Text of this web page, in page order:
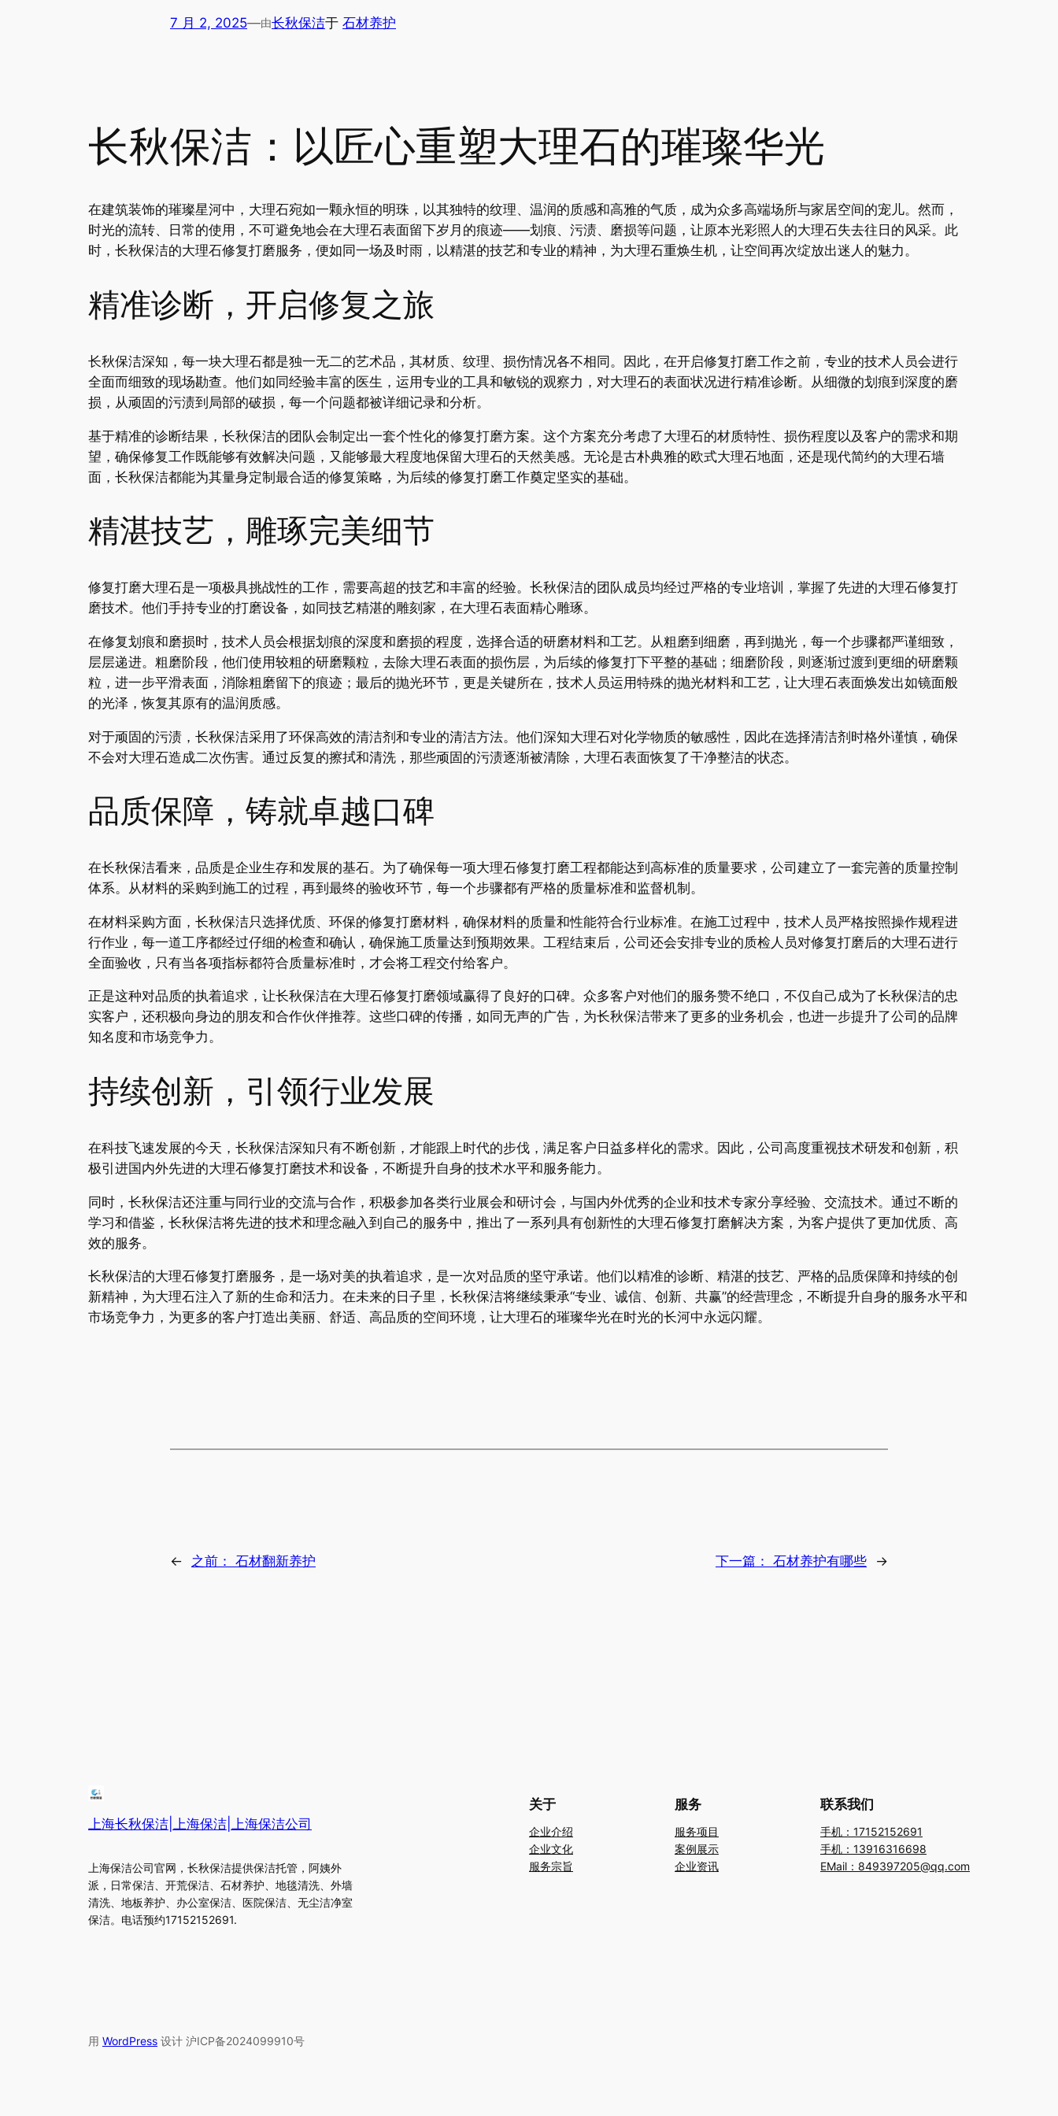
7 月 2, 2025—由长秋保洁于 石材养护
长秋保洁：以匠心重塑大理石的璀璨华光
在建筑装饰的璀璨星河中，大理石宛如一颗永恒的明珠，以其独特的纹理、温润的质感和高雅的气质，成为众多高端场所与家居空间的宠儿。然而，
时光的流转、日常的使用，不可避免地会在大理石表面留下岁月的痕迹——划痕、污渍、磨损等问题，让原本光彩照人的大理石失去往日的风采。此
时，长秋保洁的大理石修复打磨服务，便如同一场及时雨，以精湛的技艺和专业的精神，为大理石重焕生机，让空间再次绽放出迷人的魅力。
精准诊断，开启修复之旅
长秋保洁深知，每一块大理石都是独一无二的艺术品，其材质、纹理、损伤情况各不相同。因此，在开启修复打磨工作之前，专业的技术人员会进行
全面而细致的现场勘查。他们如同经验丰富的医生，运用专业的工具和敏锐的观察力，对大理石的表面状况进行精准诊断。从细微的划痕到深度的磨
损，从顽固的污渍到局部的破损，每一个问题都被详细记录和分析。
基于精准的诊断结果，长秋保洁的团队会制定出一套个性化的修复打磨方案。这个方案充分考虑了大理石的材质特性、损伤程度以及客户的需求和期
望，确保修复工作既能够有效解决问题，又能够最大程度地保留大理石的天然美感。无论是古朴典雅的欧式大理石地面，还是现代简约的大理石墙
面，长秋保洁都能为其量身定制最合适的修复策略，为后续的修复打磨工作奠定坚实的基础。
精湛技艺，雕琢完美细节
修复打磨大理石是一项极具挑战性的工作，需要高超的技艺和丰富的经验。长秋保洁的团队成员均经过严格的专业培训，掌握了先进的大理石修复打
磨技术。他们手持专业的打磨设备，如同技艺精湛的雕刻家，在大理石表面精心雕琢。
在修复划痕和磨损时，技术人员会根据划痕的深度和磨损的程度，选择合适的研磨材料和工艺。从粗磨到细磨，再到抛光，每一个步骤都严谨细致，
层层递进。粗磨阶段，他们使用较粗的研磨颗粒，去除大理石表面的损伤层，为后续的修复打下平整的基础；细磨阶段，则逐渐过渡到更细的研磨颗
粒，进一步平滑表面，消除粗磨留下的痕迹；最后的抛光环节，更是关键所在，技术人员运用特殊的抛光材料和工艺，让大理石表面焕发出如镜面般
的光泽，恢复其原有的温润质感。
对于顽固的污渍，长秋保洁采用了环保高效的清洁剂和专业的清洁方法。他们深知大理石对化学物质的敏感性，因此在选择清洁剂时格外谨慎，确保
不会对大理石造成二次伤害。通过反复的擦拭和清洗，那些顽固的污渍逐渐被清除，大理石表面恢复了干净整洁的状态。
品质保障，铸就卓越口碑
在长秋保洁看来，品质是企业生存和发展的基石。为了确保每一项大理石修复打磨工程都能达到高标准的质量要求，公司建立了一套完善的质量控制
体系。从材料的采购到施工的过程，再到最终的验收环节，每一个步骤都有严格的质量标准和监督机制。
在材料采购方面，长秋保洁只选择优质、环保的修复打磨材料，确保材料的质量和性能符合行业标准。在施工过程中，技术人员严格按照操作规程进
行作业，每一道工序都经过仔细的检查和确认，确保施工质量达到预期效果。工程结束后，公司还会安排专业的质检人员对修复打磨后的大理石进行
全面验收，只有当各项指标都符合质量标准时，才会将工程交付给客户。
正是这种对品质的执着追求，让长秋保洁在大理石修复打磨领域赢得了良好的口碑。众多客户对他们的服务赞不绝口，不仅自己成为了长秋保洁的忠
实客户，还积极向身边的朋友和合作伙伴推荐。这些口碑的传播，如同无声的广告，为长秋保洁带来了更多的业务机会，也进一步提升了公司的品牌
知名度和市场竞争力。
持续创新，引领行业发展
在科技飞速发展的今天，长秋保洁深知只有不断创新，才能跟上时代的步伐，满足客户日益多样化的需求。因此，公司高度重视技术研发和创新，积
极引进国内外先进的大理石修复打磨技术和设备，不断提升自身的技术水平和服务能力。
同时，长秋保洁还注重与同行业的交流与合作，积极参加各类行业展会和研讨会，与国内外优秀的企业和技术专家分享经验、交流技术。通过不断的
学习和借鉴，长秋保洁将先进的技术和理念融入到自己的服务中，推出了一系列具有创新性的大理石修复打磨解决方案，为客户提供了更加优质、高
效的服务。
长秋保洁的大理石修复打磨服务，是一场对美的执着追求，是一次对品质的坚守承诺。他们以精准的诊断、精湛的技艺、严格的品质保障和持续的创
新精神，为大理石注入了新的生命和活力。在未来的日子里，长秋保洁将继续秉承“专业、诚信、创新、共赢”的经营理念，不断提升自身的服务水平和
市场竞争力，为更多的客户打造出美丽、舒适、高品质的空间环境，让大理石的璀璨华光在时光的长河中永远闪耀。
← 之前： 石材翻新养护 下一篇： 石材养护有哪些 →
上海长秋保洁|上海保洁|上海保洁公司
上海保洁公司官网，长秋保洁提供保洁托管，阿姨外
派，日常保洁、开荒保洁、石材养护、地毯清洗、外墙
清洗、地板养护、办公室保洁、医院保洁、无尘洁净室
保洁。电话预约17152152691.
关于
企业介绍
企业文化
服务宗旨
服务
服务项目
案例展示
企业资讯
联系我们
手机：17152152691
手机：13916316698
EMail：849397205@qq.com
用 WordPress 设计 沪ICP备2024099910号